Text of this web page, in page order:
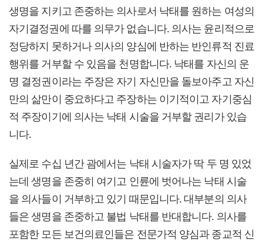
생명을 지키고 존중하는 의사로서 낙태를 원하는 여성의
자기결정권에 따를 의무가 없습니다. 의사는 윤리적으로
정당하지 못하거나 의사의 양심에 반하는 반인류적 진료
행위를 거부할 수 있음을 천명합니다. 낙태를 자신의 운
명 결정권이라는 주장은 자기 자신만을 돌보아주고 자신
만의 삶만이 중요하다고 주장하는 이기적이고 자기중심
적 주장이기에 의사는 낙태 시술을 거부할 권리가 있습
니다.
실제로 수십 년간 괌에서는 낙태 시술자가 딱 두 명 있었
는데 생명을 존중히 여기고 인륜에 벗어나는 낙태 시술
을 의사들이 거부하고 있기 때문입니다. 대부분의 의사
들은 생명을 존중하고 불법 낙태를 반대합니다. 의사를
포함한 모든 보건의료인들은 전문가적 양심과 종교적 신